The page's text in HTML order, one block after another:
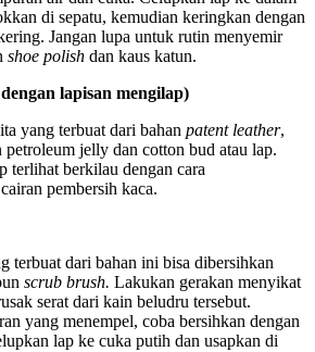
di sepatu, kemudian keringkan dengan
Jangan lupa untuk rutin menyemir
shoe polish dan kaus katun.
lapisan mengilap)
yang terbuat dari bahan patent leather,
petroleum jelly dan cotton bud atau lap.
terlihat berkilau dengan cara
pembersih kaca.
terbuat dari bahan ini bisa dibersihkan
scrub brush. Lakukan gerakan menyikat
serat dari kain beludru tersebut.
yang menempel, coba bersihkan dengan
lap ke cuka putih dan usapkan di